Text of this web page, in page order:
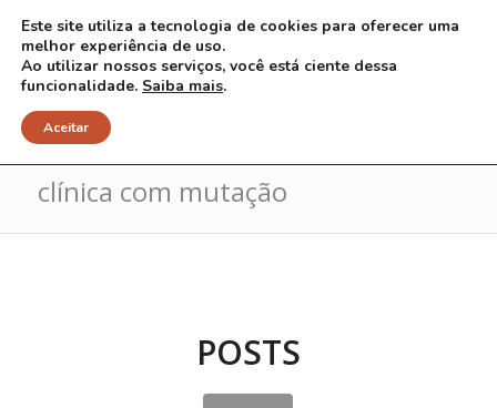
Arquivo para Tag: correlação
clínica com mutação
POSTS
Este site utiliza a tecnologia de cookies para oferecer uma
melhor experiência de uso.
Ao utilizar nossos serviços, você está ciente dessa
funcionalidade. Saiba mais.
Aceitar